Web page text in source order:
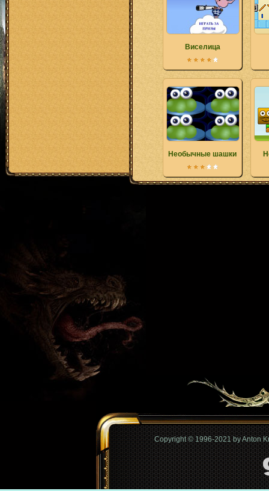
Виселица
Необычные шашки
Copyright © 1996-2021 by Anton